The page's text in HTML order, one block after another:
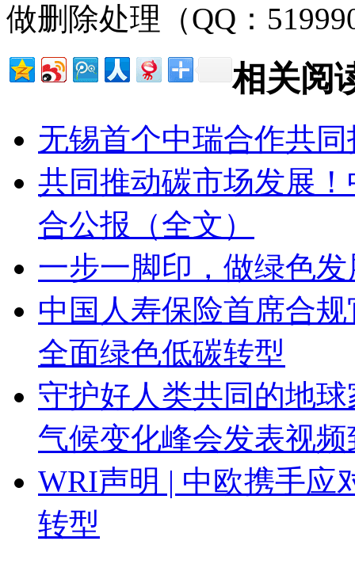
做删除处理（QQ：
相关阅
无锡首个中瑞合作共
共同推动碳市场发展
合公报（全文）
一步一脚印，做绿色
中国人寿保险首席合
全面绿色低碳转型
守护好人类共同的地
气候变化峰会发表视
WRI声明 | 中欧携手应
转型